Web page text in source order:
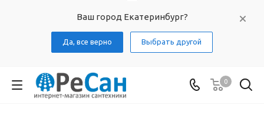
Ваш город Екатеринбург?
Да, все верно Выбрать другой
0